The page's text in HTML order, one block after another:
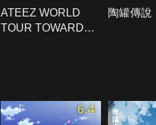
ATEEZ WORLD
TOUR TOWARDS
陶罐傳說
6.4